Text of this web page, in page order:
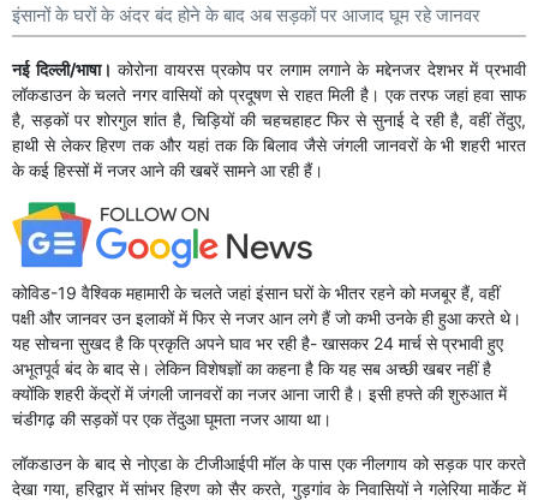
इंसानों के घरों के अंदर बंद होने के बाद अब सड़कों पर आजाद घूम रहे जानवर
नई दिल्ली/भाषा। कोरोना वायरस प्रकोप पर लगाम लगाने के मद्देनजर देशभर में प्रभावी
लॉकडाउन के चलते नगर वासियों को प्रदूषण से राहत मिली है। एक तरफ जहां हवा साफ
है, सड़कों पर शोरगुल शांत है, चिड़ियों की चहचहाहट फिर से सुनाई दे रही है, वहीं तेंदुए,
हाथी से लेकर हिरण तक और यहां तक कि बिलाव जैसे जंगली जानवरों के भी शहरी भारत
के कई हिस्सों में नजर आने की खबरें सामने आ रही हैं।
कोविड-19 वैश्विक महामारी के चलते जहां इंसान घरों के भीतर रहने को मजबूर हैं, वहीं
पक्षी और जानवर उन इलाकों में फिर से नजर आन लगे हैं जो कभी उनके ही हुआ करते थे।
यह सोचना सुखद है कि प्रकृति अपने घाव भर रही है- खासकर 24 मार्च से प्रभावी हुए
अभूतपूर्व बंद के बाद से। लेकिन विशेषज्ञों का कहना है कि यह सब अच्छी खबर नहीं है
क्योंकि शहरी केंद्रों में जंगली जानवरों का नजर आना जारी है। इसी हफ्ते की शुरुआत में
चंडीगढ़ की सड़कों पर एक तेंदुआ घूमता नजर आया था।
लॉकडाउन के बाद से नोएडा के टीजीआईपी मॉल के पास एक नीलगाय को सड़क पार करते
देखा गया, हरिद्वार में सांभर हिरण को सैर करते, गुड़गांव के निवासियों ने गलेरिया मार्केट में